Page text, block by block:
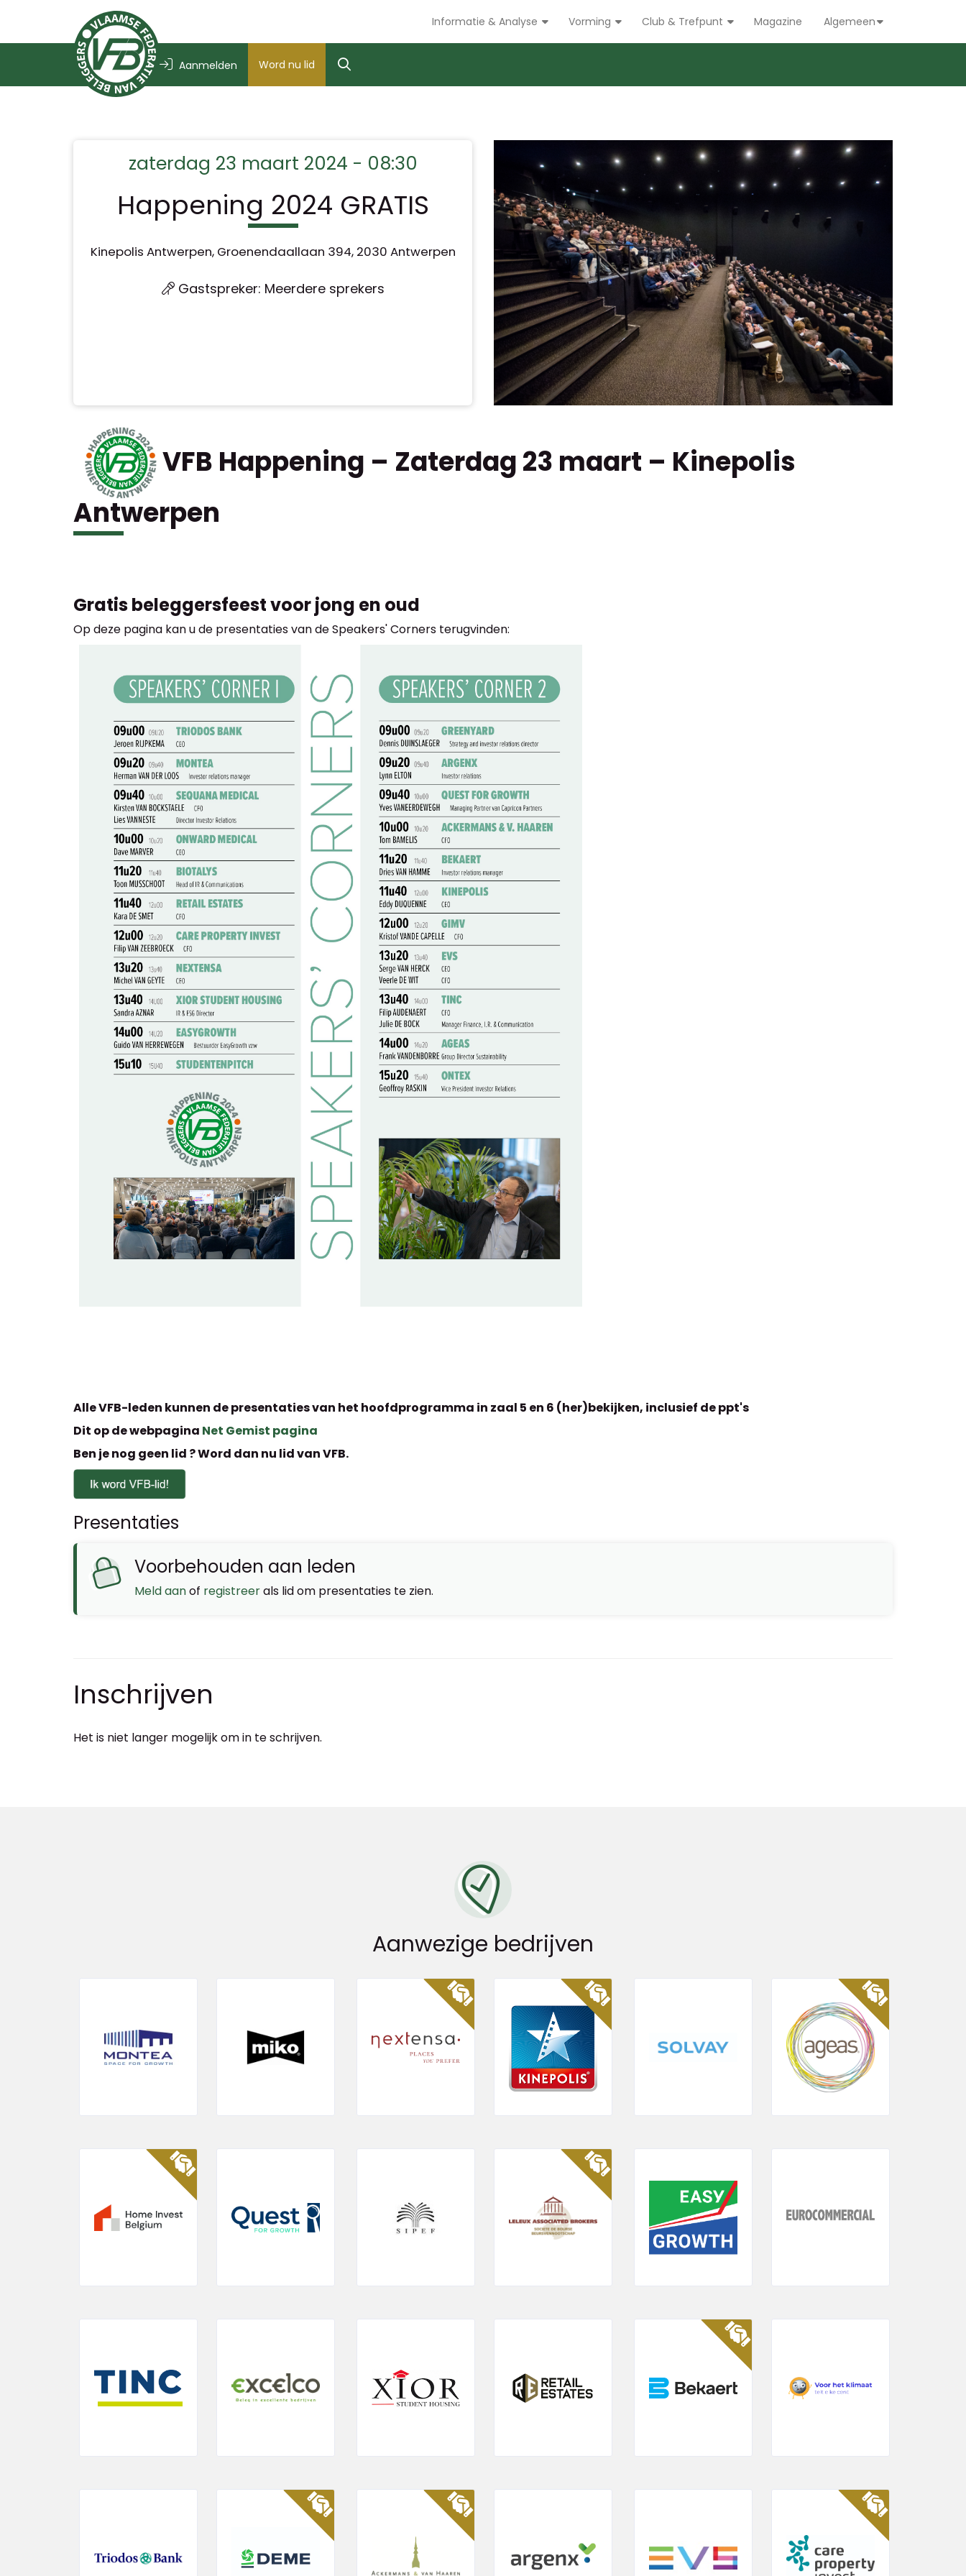
Informatie & Analyse Vorming Club & Trefpunt Magazine Algemeen
Aanmelden Word nu lid
zaterdag 23 maart 2024 - 08:30
Happening 2024 GRATIS
Kinepolis Antwerpen, Groenendaallaan 394, 2030 Antwerpen
Gastspreker: Meerdere sprekers
VFB Happening – Zaterdag 23 maart – Kinepolis
Antwerpen
Gratis beleggersfeest voor jong en oud
Op deze pagina kan u de presentaties van de Speakers' Corners terugvinden:
Alle VFB-leden kunnen de presentaties van het hoofdprogramma in zaal 5 en 6 (her)bekijken, inclusief de ppt's
Dit op de webpagina Net Gemist pagina
Ben je nog geen lid ? Word dan nu lid van VFB.
Presentaties
Voorbehouden aan leden
Meld aanof registreerals lid om presentaties te zien.
Inschrijven
Het is niet langer mogelijk om in te schrijven.
Aanwezige bedrijven